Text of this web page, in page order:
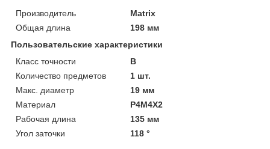
Производитель
Matrix
Общая длина
198 мм
Пользовательские характеристики
Класс точности
B
Количество предметов
1 шт.
Макс. диаметр
19 мм
Материал
P4M4X2
Рабочая длина
135 мм
Угол заточки
118 °